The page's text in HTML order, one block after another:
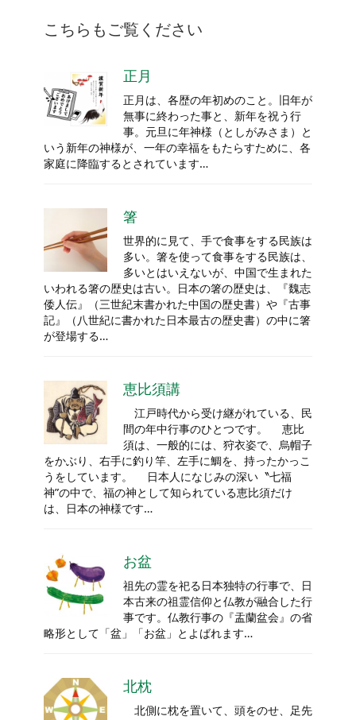
こちらもご覧ください
正月
正月は、各歴の年初めのこと。旧年が
無事に終わった事と、新年を祝う行
事。元旦に年神様（としがみさま）と
いう新年の神様が、一年の幸福をもたらすために、各
家庭に降臨するとされています…
箸
世界的に見て、手で食事をする民族は
多い。箸を使って食事をする民族は、
多いとはいえないが、中国で生まれた
いわれる箸の歴史は古い。日本の箸の歴史は、『魏志
倭人伝』（三世紀末書かれた中国の歴史書）や『古事
記』（八世紀に書かれた日本最古の歴史書）の中に箸
が登場する…
恵比須講
江戸時代から受け継がれている、民
間の年中行事のひとつです。 恵比
須は、一般的には、狩衣姿で、烏帽子
をかぶり、右手に釣り竿、左手に鯛を、持ったかっこ
うをしています。 日本人になじみの深い〝七福
神”の中で、福の神として知られている恵比須だけ
は、日本の神様です…
お盆
祖先の霊を祀る日本独特の行事で、日
本古来の祖霊信仰と仏教が融合した行
事です。仏教行事の『盂蘭盆会』の省
略形として「盆」「お盆」とよばれます…
北枕
北側に枕を置いて、頭をのせ、足先